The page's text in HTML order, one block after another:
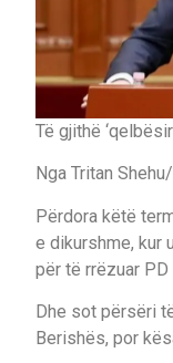
Të gjithë
Nga Tritan Shehu/
Përdora këtë
e dikurshme, kur
për të rrëzuar PD
Dhe sot përsëri
Berishës, por